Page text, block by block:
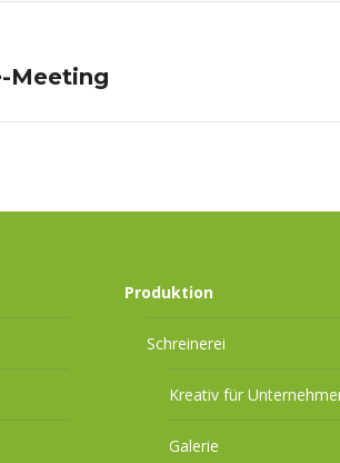
Meeting
Produktion
Schreinerei
Kreativ für
Galerie